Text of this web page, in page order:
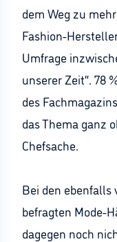
dem Weg zu
Fashion-
Umfrage
unserer Zeit“. 78
des
das Thema ganz
Chefsache.
Bei den ebenfalls
befragten Mode-
dagegen noch